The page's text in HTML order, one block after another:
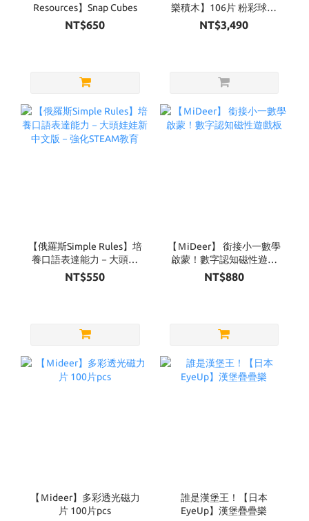
Resources】Snap Cubes
NT$650
樂積木】106片 粉彩球道
延伸組
NT$3,490
【俄羅斯Simple Rules】培
養口語表達能力－大頭娃
娃新中文版－強化STEAM
教育
NT$550
【ＭiDeer】 銜接小一數學
啟蒙！數字認知磁性遊戲
板
NT$880
【Ｍideer】多彩透光磁力
片 100片pcs
誰是漢堡王！【日本
EyeUp】漢堡疊疊樂